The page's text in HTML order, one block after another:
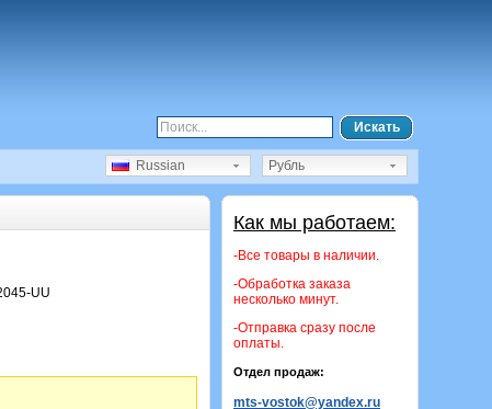
Искать
Рубль
Russian
Как мы работаем:
-Все товары в наличии.
-Обработка заказа
несколько минут.
-Отправка сразу после
оплаты.
Отдел продаж:
mts-vostok@yandex.ru
UU